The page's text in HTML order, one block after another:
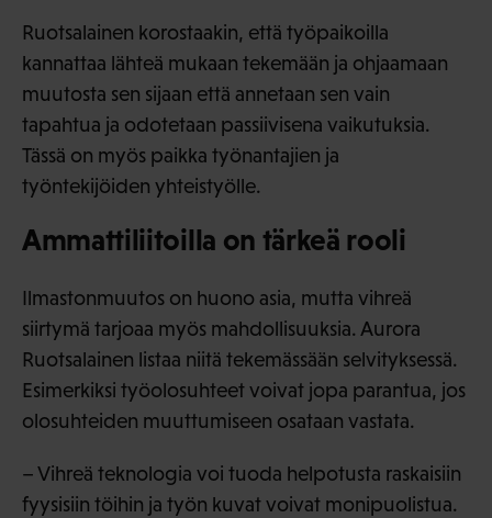
Ruotsalainen korostaakin, että työpaikoilla
kannattaa lähteä mukaan tekemään ja ohjaamaan
muutosta sen sijaan että annetaan sen vain
tapahtua ja odotetaan passiivisena vaikutuksia.
Tässä on myös paikka työnantajien ja
työntekijöiden yhteistyölle.
Ammattiliitoilla on tärkeä rooli
Ilmastonmuutos on huono asia, mutta vihreä
siirtymä tarjoaa myös mahdollisuuksia. Aurora
Ruotsalainen listaa niitä tekemässään selvityksessä.
Esimerkiksi työolosuhteet voivat jopa parantua, jos
olosuhteiden muuttumiseen osataan vastata.
– Vihreä teknologia voi tuoda helpotusta raskaisiin
fyysisiin töihin ja työn kuvat voivat monipuolistua.